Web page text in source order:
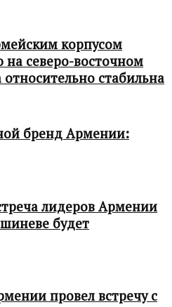
корпусом
на северо-восточном
стабильна
бренд Армении:
лидеров Армении
будет
провел встречу с